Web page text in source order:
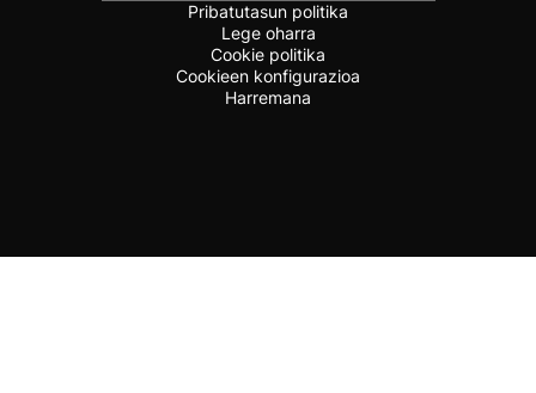
Pribatutasun politika
Lege oharra
Cookie politika
Cookieen konfigurazioa
Harremana